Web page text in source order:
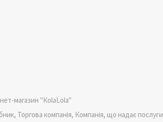
магазин "КоlaLola"
Торгова компанія, Компанія, що надає послуги